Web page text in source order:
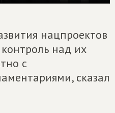
нацпроектов
над их
с
сказал